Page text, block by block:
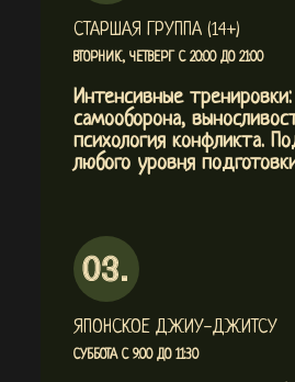
СТАРШАЯ ГРУППА (14+)
ВТОРНИК, ЧЕТВЕРГ С 20:00 ДО 21:00
Интенсивные
самооборона,
психология конфликта.
любого уровня
ЯПОНСКОЕ ДЖИУ-ДЖИТСУ
СУББОТА С 9:00 ДО 11:30